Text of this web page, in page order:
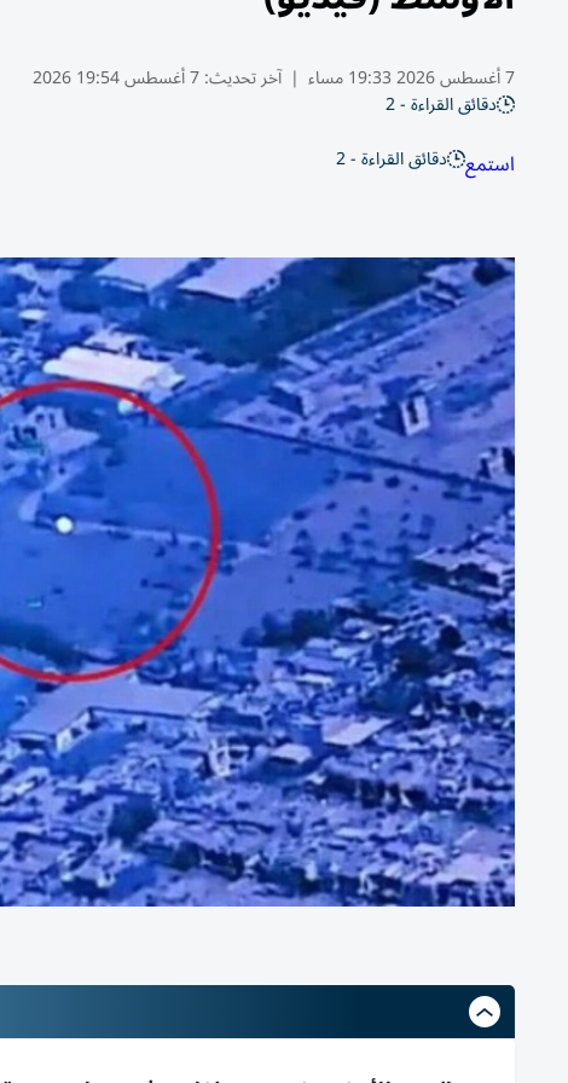
7 أغسطس 2026 19:33 مساء | آخر تحديث:7 أغسطس 19:54 2026
دقائق القراءة - 2
استمع دقائق القراءة - 2